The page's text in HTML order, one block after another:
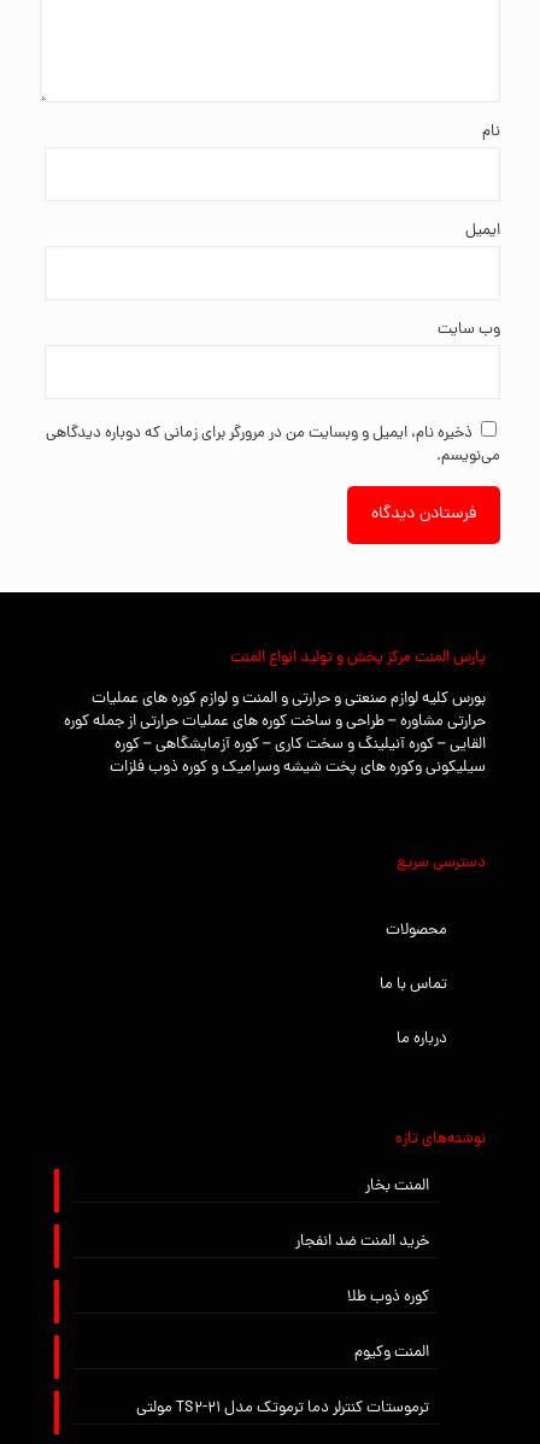
نام
ایمیل
وب‌ سایت
ذخیره نام، ایمیل و وبسایت من در مرورگر برای زمانی که دوباره دیدگاهی
می‌نویسم.
پارس المنت مرکز پخش و تولید انواع المنت
بورس کلیه لوازم صنعتی و حرارتی و المنت و لوازم کوره های عملیات
حرارتی مشاوره – طراحی و ساخت کوره های عملیات حرارتی از جمله کوره
القایی – کوره آنیلینگ و سخت کاری – کوره آزمایشگاهی – کوره
سیلیکونی وکوره های پخت شیشه وسرامیک و کوره ذوب فلزات
دسترسی سریع
محصولات
تماس با ما
درباره ما
نوشته‌های تازه
المنت بخار
خرید المنت ضد انفجار
کوره ذوب طلا
المنت وکیوم
ترموستات کنترلر دما ترموتک مدل TS2-21 مولتی